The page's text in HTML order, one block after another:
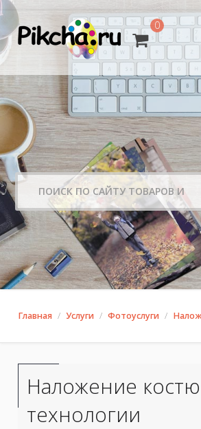
0
Главная Услуги Фотоуслуги
Наложение
технологии